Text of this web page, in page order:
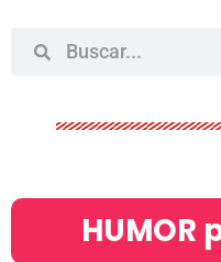
HUMOR